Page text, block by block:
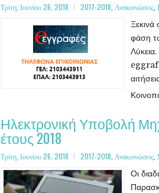
Τρίτη, Ιουνίου 26, 2018 2017-2018, Ανακοινώσεις,
Ξεκινά
φάση
Ηλεκτρονική Υποβολή
έτους 2018
Τρίτη, Ιουνίου 26, 2018 2017-2018, Ανακοινώσεις,
Οι